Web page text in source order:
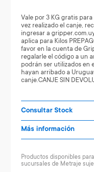
Vale por 3 KG gratis
vez realizado el canje,
ingresar a
aplica para Kilos
favor en la cuenta de
regalarle el código a un
podrán ser utilizados en
hayan arribado a
canje.CANJE SIN
Consultar Stock
Más información
Productos disponibles
sucursales de Metraje